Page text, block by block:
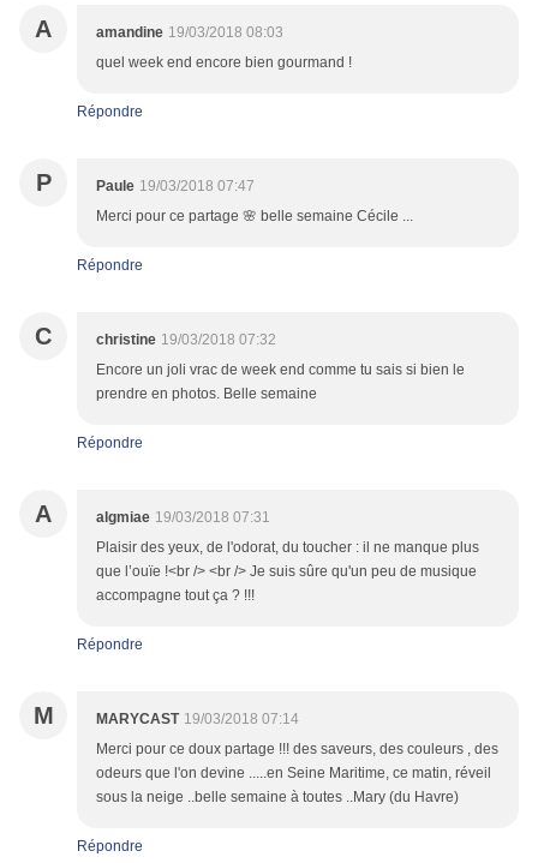
A amandine 19/03/2018 08:03
quel week end encore bien gourmand !
Répondre
P Paule 19/03/2018 07:47
Merci pour ce partage 🌸 belle semaine Cécile ...
Répondre
C christine 19/03/2018 07:32
Encore un joli vrac de week end comme tu sais si bien le
prendre en photos. Belle semaine
Répondre
A algmiae 19/03/2018 07:31
Plaisir des yeux, de l'odorat, du toucher : il ne manque plus
que l’ouïe !<br /> <br /> Je suis sûre qu'un peu de musique
accompagne tout ça ? !!!
Répondre
M MARYCAST 19/03/2018 07:14
Merci pour ce doux partage !!! des saveurs, des couleurs , des
odeurs que l'on devine .....en Seine Maritime, ce matin, réveil
sous la neige ..belle semaine à toutes ..Mary (du Havre)
Répondre